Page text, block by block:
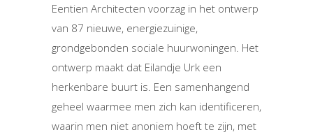
Eentien Architecten voorzag in het ontwerp
van 87 nieuwe, energiezuinige,
grondgebonden sociale huurwoningen. Het
ontwerp maakt dat Eilandje Urk een
herkenbare buurt is. Een samenhangend
geheel waarmee men zich kan identificeren,
waarin men niet anoniem hoeft te zijn, met